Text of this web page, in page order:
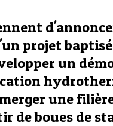
projet
un
une
de boues de